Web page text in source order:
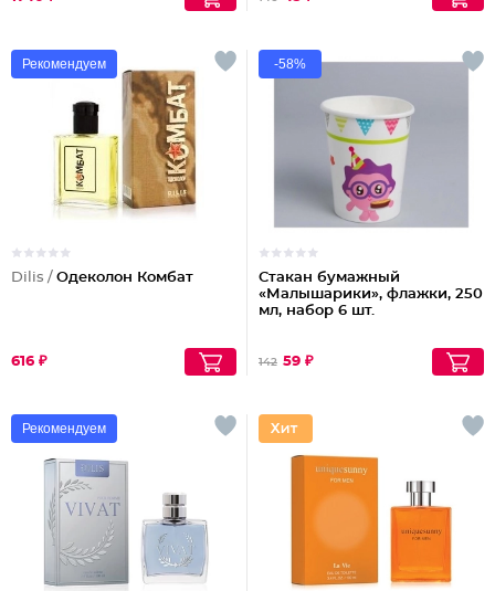
Рекомендуем
Dilis / Одеколон Комбат
616 ₽
-58%
Стакан бумажный
«Малышарики», флажки, 250
мл, набор 6 шт.
142 59 ₽
Рекомендуем